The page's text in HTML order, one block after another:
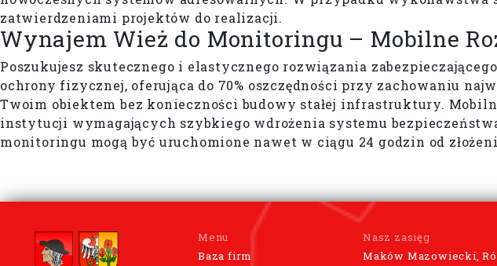
zatwierdzeniami projektów do realizacji.
Wynajem Wież do Monitoringu – Mobilne
Poszukujesz skutecznego i elastycznego rozwiązania
ochrony fizycznej, oferująca do 70% oszczędności przy zachowaniu
Twoim obiektem bez konieczności budowy stałej infrastruktury.
instytucji wymagających szybkiego wdrożenia systemu
monitoringu mogą być uruchomione nawet w ciągu 24 godzin od
Menu
Baza firm
Nasz zasięg
Maków Mazowiecki,